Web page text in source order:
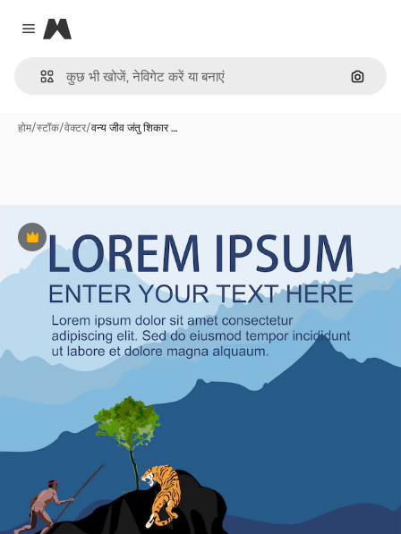
Close menu
Magnific
इमेज से
होम/स्टॉक/वेक्टर/वन्य जीव जंतु शिकार …
Premium